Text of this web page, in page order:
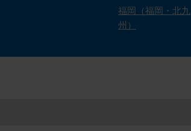
福岡（福岡・北九
州）